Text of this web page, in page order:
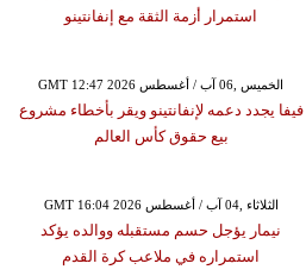
استمرار أزمة الثقة مع إنفانتينو
GMT 12:47 2026 الخميس ,06 آب / أغسطس
فيفا يجدد دعمه لإنفانتينو ويقر بأخطاء مشروع
بيع حقوق كأس العالم
GMT 16:04 2026 الثلاثاء ,04 آب / أغسطس
نيمار يؤجل حسم مستقبله ووالده يؤكد
استمراره في ملاعب كرة القدم